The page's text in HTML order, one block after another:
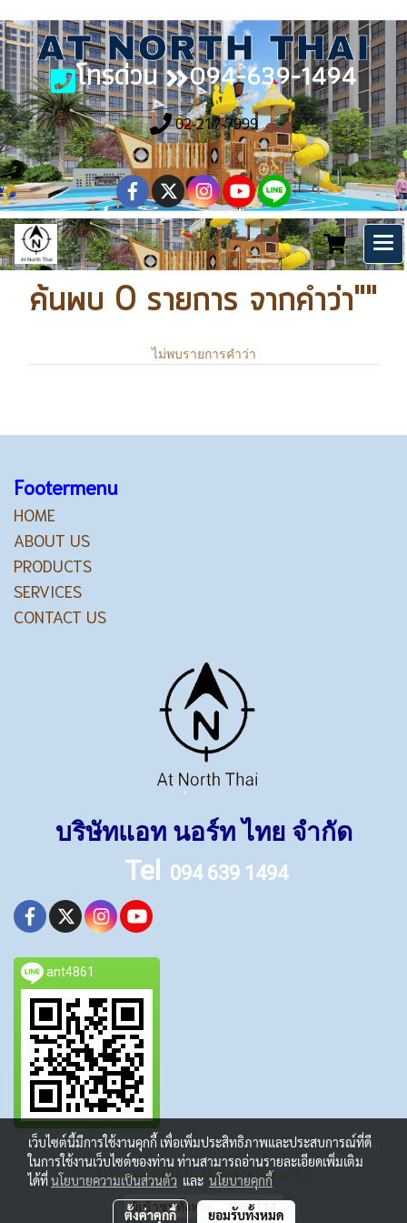
โทรด่วน 094-639-1494
02-217-7999
ค้นพบ 0 รายการ จากคำว่า""
ไม่พบรายการคำว่า
Footermenu
HOME
ABOUT US
PRODUCTS
SERVICES
CONTACT US
บริษัทแอท นอร์ท ไทย จำกัด
Tel 094 639 1494
ant4861
© Copyright 2016 All Rights Reserved
ผู้เข้าชมทั้งหมด 949,114
เว็บไซต์นี้มีการใช้งานคุกกี้ เพื่อเพิ่มประสิทธิภาพและประสบการณ์ที่ดี
ในการใช้งานเว็บไซต์ของท่าน ท่านสามารถอ่านรายละเอียดเพิ่มเติม
ได้ที่นโยบายความเป็นส่วนตัวและนโยบายคุกกี้
ตั้งค่าคุกกี้ ยอมรับทั้งหมด